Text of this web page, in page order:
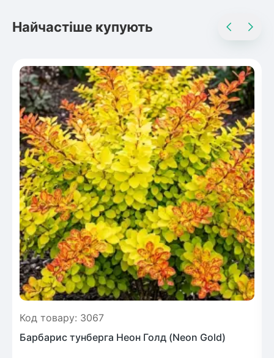
Найчастіше купують
Код товару: 3067
Барбарис тунберга Неон Голд (Neon Gold)